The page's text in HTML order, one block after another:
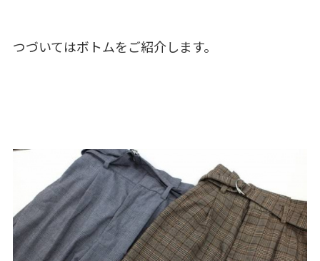
つづいてはボトムをご紹介します。